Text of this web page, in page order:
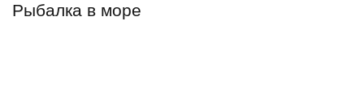
Рыбалка в море